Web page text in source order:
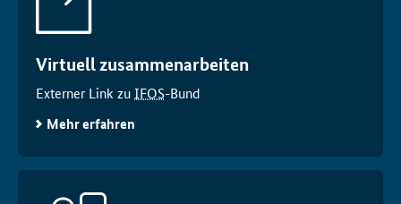
Virtuell zusammenarbeiten
Externer Link zuIFOS-Bund
Mehr erfahren